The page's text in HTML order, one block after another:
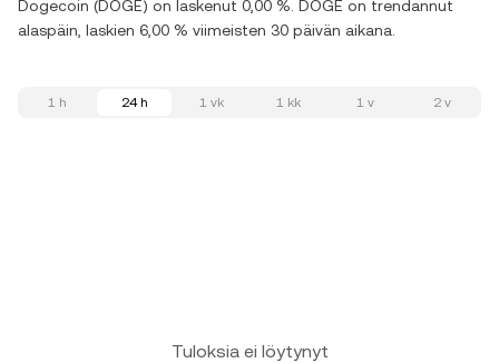
Dogecoin (DOGE) on laskenut 0,00 %. DOGE on trendannut
alaspäin, laskien 6,00 % viimeisten 30 päivän aikana.
1 h 24 h 1 vk 1 kk 1 v 2 v
Tuloksia ei löytynyt